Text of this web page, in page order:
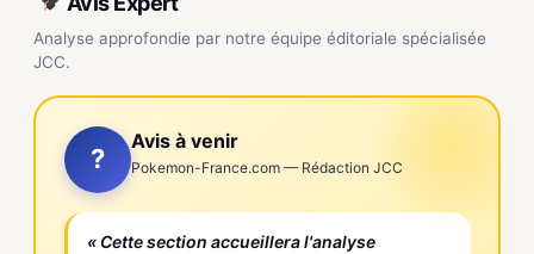
Analyse approfondie par notre équipe éditoriale spécialisée
JCC.
?
Avis à venir
Pokemon-France.com — Rédaction JCC
« Cette section accueillera l'analyse